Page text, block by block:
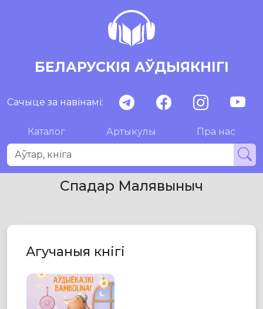
БЕЛАРУСКІЯ АЎДЫЯКНІГІ
Сачыце за навінамі:
Каталог Артыкулы Пра нас
Спадар Малявыныч
Агучаныя кнігі